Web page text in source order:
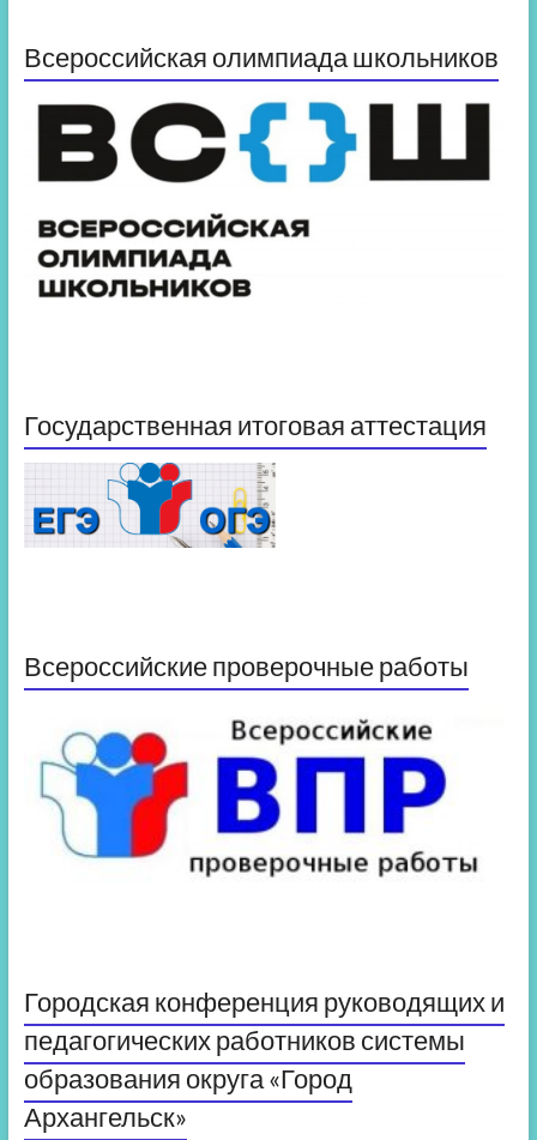
Всероссийская олимпиада школьников
Государственная итоговая аттестация
Всероссийские проверочные работы
Городская конференция руководящих и
педагогических работников системы
образования округа «Город
Архангельск»